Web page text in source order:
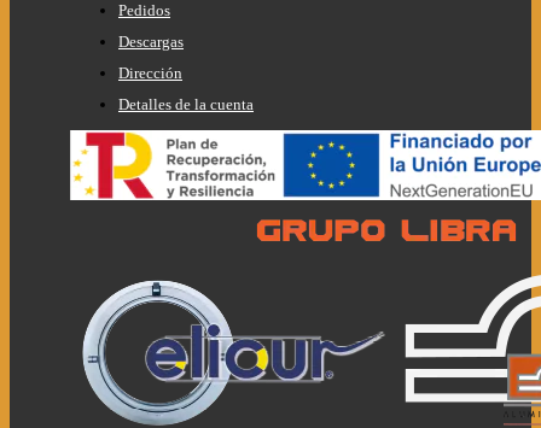
Pedidos
Descargas
Dirección
Detalles de la cuenta